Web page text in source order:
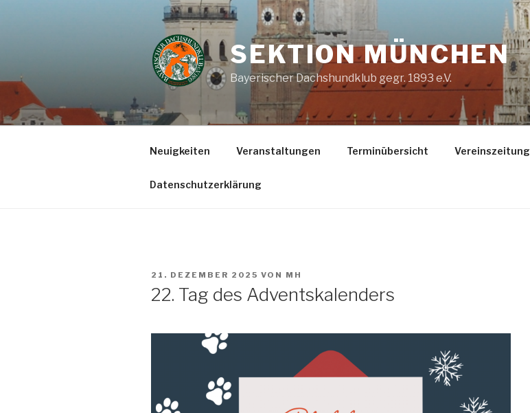
SEKTION MÜNCHEN
Bayerischer Dachshundklub gegr. 1893 e.V.
Neuigkeiten Veranstaltungen Terminübersicht Vereinszeitung
Datenschutzerklärung
VERÖFFENTLICHT
21. DEZEMBER 2025 VON MH
22. Tag des Adventskalenders